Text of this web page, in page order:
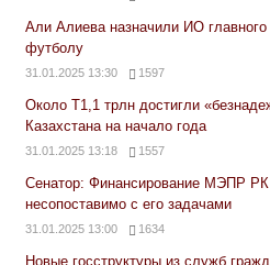
Али Алиева назначили ИО главного
футболу
31.01.2025 13:30 1597
Около Т1,1 трлн достигли
Казахстана на начало года
31.01.2025 13:18 1557
Сенатор: Финансирование МЭПР
несопоставимо с его задачами
31.01.2025 13:00 1634
Новые госструктуры из служб